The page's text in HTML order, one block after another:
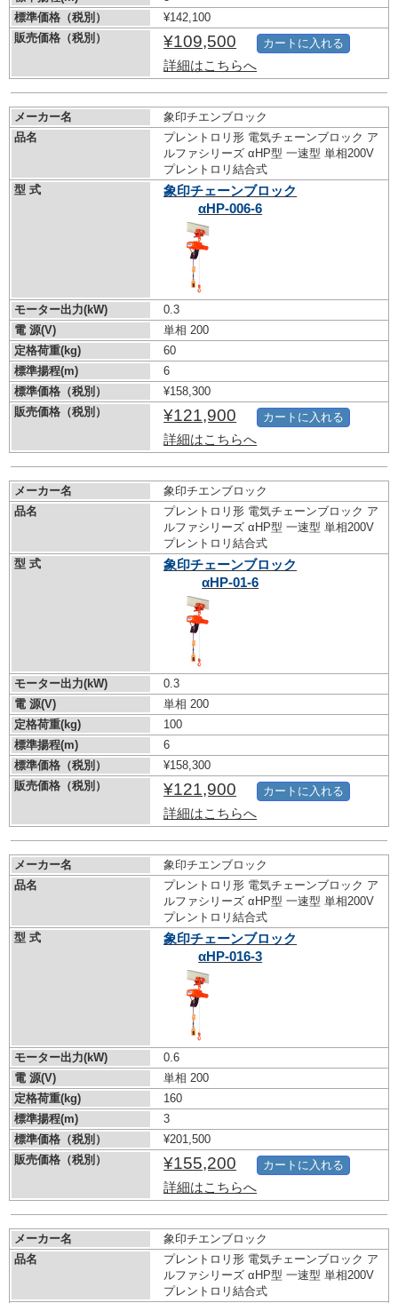
標準価格（税別）
¥142,100
販売価格（税別）
¥109,500
詳細はこちらへ
カートに入れる
メーカー名
象印チエンブロック
品名
プレントロリ形 電気チェーンブロック ア
ルファシリーズ αHP型 一速型 単相200V
プレントロリ結合式
型 式
象印チェーンブロック
αHP-006-6
モーター出力(kW)
0.3
電 源(V)
単相 200
定格荷重(kg)
60
標準揚程(m)
6
標準価格（税別）
¥158,300
販売価格（税別）
¥121,900
詳細はこちらへ
カートに入れる
メーカー名
象印チエンブロック
品名
プレントロリ形 電気チェーンブロック ア
ルファシリーズ αHP型 一速型 単相200V
プレントロリ結合式
型 式
象印チェーンブロック
αHP-01-6
モーター出力(kW)
0.3
電 源(V)
単相 200
定格荷重(kg)
100
標準揚程(m)
6
標準価格（税別）
¥158,300
販売価格（税別）
¥121,900
詳細はこちらへ
カートに入れる
メーカー名
象印チエンブロック
品名
プレントロリ形 電気チェーンブロック ア
ルファシリーズ αHP型 一速型 単相200V
プレントロリ結合式
型 式
象印チェーンブロック
αHP-016-3
モーター出力(kW)
0.6
電 源(V)
単相 200
定格荷重(kg)
160
標準揚程(m)
3
標準価格（税別）
¥201,500
販売価格（税別）
¥155,200
詳細はこちらへ
カートに入れる
メーカー名
象印チエンブロック
品名
プレントロリ形 電気チェーンブロック ア
ルファシリーズ αHP型 一速型 単相200V
プレントロリ結合式